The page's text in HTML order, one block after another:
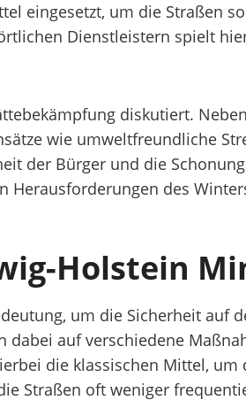
eingesetzt, um die Straßen
Dienstleistern spielt
diskutiert.
wie umweltfreundliche
der Bürger und die
des
Holstein
um die Sicherheit auf
auf verschiedene
die klassischen Mittel, um
Straßen oft weniger